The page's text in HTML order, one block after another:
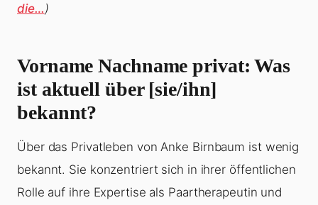
die… )
Vorname Nachname privat: Was
ist aktuell über [sie/ihn]
bekannt?
Über das Privatleben von Anke Birnbaum ist wenig
bekannt. Sie konzentriert sich in ihrer öffentlichen
Rolle auf ihre Expertise als Paartherapeutin und